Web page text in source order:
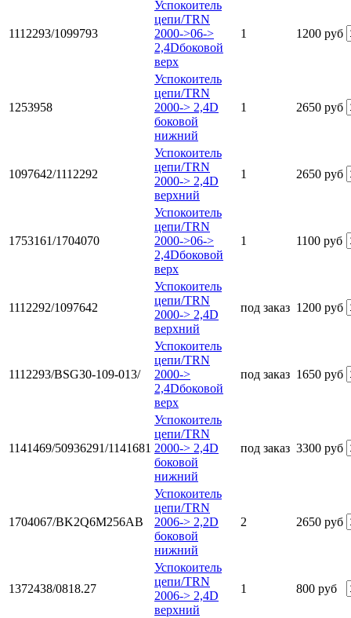
1112293/1099793
Успокоитель
цепи/TRN
2000->06->
2,4Dбоковой
верх
1 1200 руб
1253958
Успокоитель
цепи/TRN
2000-> 2,4D
боковой
нижний
1 2650 руб
1097642/1112292
Успокоитель
цепи/TRN
2000-> 2,4D
верхний
1 2650 руб
1753161/1704070
Успокоитель
цепи/TRN
2000->06->
2,4Dбоковой
верх
1 1100 руб
1112292/1097642
Успокоитель
цепи/TRN
2000-> 2,4D
верхний
под заказ 1200 руб
1112293/BSG30-109-013/
Успокоитель
цепи/TRN
2000->
2,4Dбоковой
верх
под заказ 1650 руб
1141469/50936291/1141681
Успокоитель
цепи/TRN
2000-> 2,4D
боковой
нижний
под заказ 3300 руб
1704067/BK2Q6M256AB
Успокоитель
цепи/TRN
2006-> 2,2D
боковой
нижний
2 2650 руб
1372438/0818.27
Успокоитель
цепи/TRN
2006-> 2,4D
верхний
1 800 руб